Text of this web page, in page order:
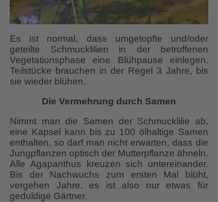
Es ist normal, dass umgetopfte und/oder
geteilte Schmucklilien in der betroffenen
Vegetationsphase eine Blühpause einlegen.
Teilstücke brauchen in der Regel 3 Jahre, bis
sie wieder blühen.
Die Vermehrung durch Samen
Nimmt man die Samen der Schmucklilie ab,
eine Kapsel kann bis zu 100 ölhaltige Samen
enthalten, so darf man nicht erwarten, dass die
Jungpflanzen optisch der Mutterpflanze ähneln.
Alle Agapanthus kreuzen sich untereinander.
Bis der Nachwuchs zum ersten Mal blüht,
vergehen Jahre, es ist also nur etwas für
geduldige Gärtner.